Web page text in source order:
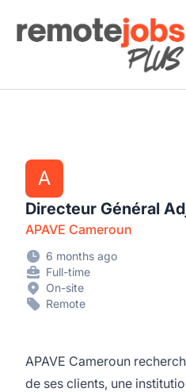
Remote Jobs Plus
A
Directeur Général
APAVE Cameroun
6 months ago
Full-time
On-site
Remote
APAVE Cameroun
de ses clients, une